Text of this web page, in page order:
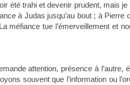
été trahi et devenir prudent, mais
à Judas jusqu’au bout ; à Pierre
méfiance tue l’émerveillement et
attention, présence à l’autre,
souvent que l’information ou